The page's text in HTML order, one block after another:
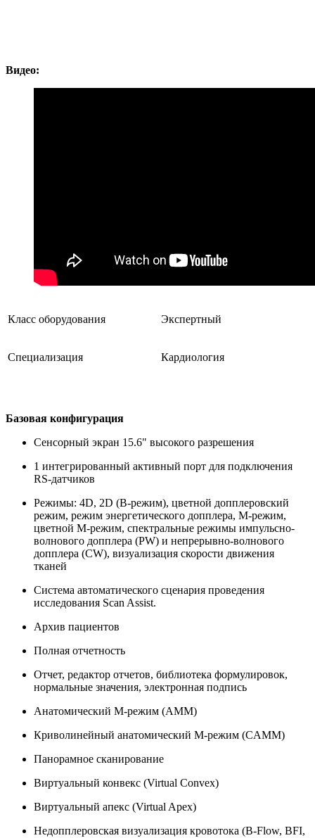
Видео:
Класс оборудования Экспертный
Специализация Кардиология
Базовая конфигурация
Сенсорный экран 15.6" высокого разрешения
1 интегрированный активный порт для подключения
RS-датчиков
Режимы: 4D, 2D (B-режим), цветной допплеровский
режим, режим энергетического допплера, M-режим,
цветной M-режим, спектральные режимы импульсно-
волнового допплера (PW) и непрерывно-волнового
допплера (CW), визуализация скорости движения
тканей
Система автоматического сценария проведения
исследования Scan Assist.
Архив пациентов
Полная отчетность
Отчет, редактор отчетов, библиотека формулировок,
нормальные значения, электронная подпись
Анатомический М-режим (АММ)
Криволинейный анатомический М-режим (CAMM)
Панорамное сканирование
Виртуальный конвекс (Virtual Convex)
Виртуальный апекс (Virtual Apex)
Недопплеровская визуализация кровотока (B-Flow, BFI,